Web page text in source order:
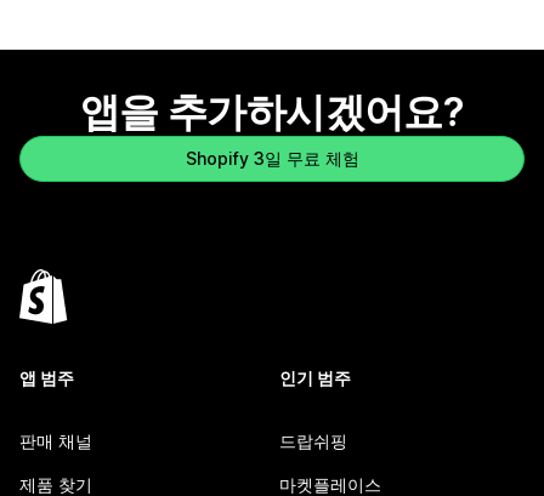
앱을 추가하시겠어요?
Shopify 3일 무료 체험
앱 범주
판매 채널
제품 찾기
인기 범주
드랍쉬핑
마켓플레이스